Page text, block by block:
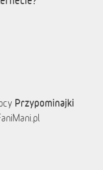
Przypominajki